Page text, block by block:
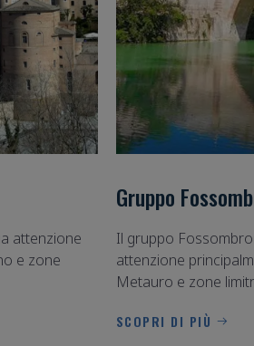
attenzione
e zone
Gruppo
Il gruppo
attenzione
Metauro e zone
SCOPRI DI PIÙ